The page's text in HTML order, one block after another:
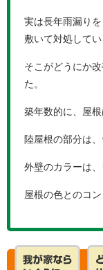
実は長年雨漏り
敷いて対処してい
そこがどうにか
た。
築年数的に、屋
陸屋根の部分は
外壁のカラーは、
屋根の色とのコ